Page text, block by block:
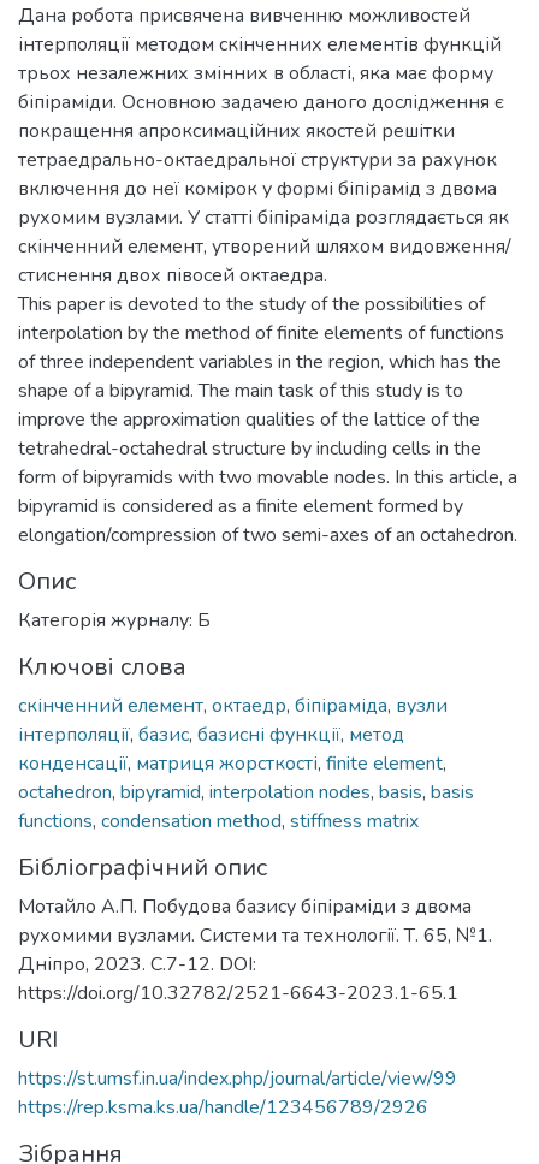
Дана робота присвячена вивченню можливостей
інтерполяції методом скінченних елементів функцій
трьох незалежних змінних в області, яка має форму
біпіраміди. Основною задачею даного дослідження є
покращення апроксимаційних якостей решітки
тетраедрально-октаедральної структури за рахунок
включення до неї комірок у формі біпірамід з двома
рухомим вузлами. У статті біпіраміда розглядається як
скінченний елемент, утворений шляхом видовження/
стиснення двох півосей октаедра.
This paper is devoted to the study of the possibilities of
interpolation by the method of finite elements of functions
of three independent variables in the region, which has the
shape of a bipyramid. The main task of this study is to
improve the approximation qualities of the lattice of the
tetrahedral-octahedral structure by including cells in the
form of bipyramids with two movable nodes. In this article, a
bipyramid is considered as a finite element formed by
elongation/compression of two semi-axes of an octahedron.
Опис
Категорія журналу: Б
Ключові слова
скінченний елемент, октаедр, біпіраміда, вузли
інтерполяції, базис, базисні функції, метод
конденсації, матриця жорсткості, finite element,
octahedron, bipyramid, interpolation nodes, basis, basis
functions, condensation method, stiffness matrix
Бібліографічний опис
Мотайло А.П. Побудова базису біпіраміди з двома
рухомими вузлами. Системи та технології. Т. 65, №1.
Дніпро, 2023. С.7-12. DOI:
https://doi.org/10.32782/2521-6643-2023.1-65.1
URI
https://st.umsf.in.ua/index.php/journal/article/view/99
https://rep.ksma.ks.ua/handle/123456789/2926
Зібрання